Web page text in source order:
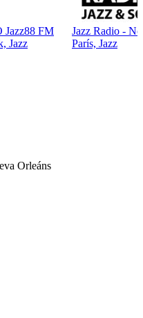
Jazz88 FM
Jazz
Jazz Radio -
París, Jazz
Orleáns